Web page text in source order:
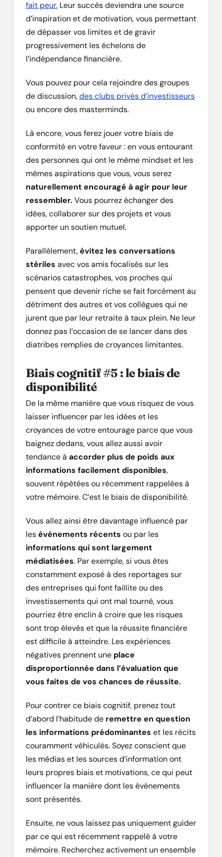
fait peur.Leur succès deviendra une source
d’inspiration et de motivation, vous permettant
de dépasser vos limites et de gravir
progressivement les échelons de
l’indépendance financière.
Vous pouvez pour cela rejoindre des groupes
de discussion,des clubs privés d’investisseurs
ou encore des masterminds.
Là encore, vous ferez jouer votre biais de
conformité en votre faveur : en vous entourant
des personnes qui ont le même mindset et les
mêmes aspirations que vous, vous serez
naturellement encouragé à agir pour leur
ressembler.Vous pourrez échanger des
idées, collaborer sur des projets et vous
apporter un soutien mutuel.
Parallèlement,évitez les conversations
stériles avec vos amis focalisés sur les
scénarios catastrophes, vos proches qui
pensent que devenir riche se fait forcément au
détriment des autres et vos collègues qui ne
jurent que par leur retraite à taux plein. Ne leur
donnez pas l’occasion de se lancer dans des
diatribes remplies de croyances limitantes.
Biais cognitif #5 : le biais de
disponibilité
De la même manière que vous risquez de vous
laisser influencer par les idées et les
croyances de votre entourage parce que vous
baignez dedans, vous allez aussi avoir
tendance à accorder plus de poids aux
informations facilement disponibles,
souvent répétées ou récemment rappelées à
votre mémoire. C’est le biais de disponibilité.
Vous allez ainsi être davantage influencé par
lesévénements récents ou par les
informations qui sont largement
médiatisées. Par exemple, si vous êtes
constamment exposé à des reportages sur
des entreprises qui font faillite ou des
investissements qui ont mal tourné, vous
pourriez être enclin à croire que les risques
sont trop élevés et que la réussite financière
est difficile à atteindre. Les expériences
négatives prennent une place
disproportionnée dans l’évaluation que
vous faites de vos chances de réussite.
Pour contrer ce biais cognitif, prenez tout
d’abord l’habitude de remettre en question
les informations prédominantes et les récits
couramment véhiculés. Soyez conscient que
les médias et les sources d’information ont
leurs propres biais et motivations, ce qui peut
influencer la manière dont les événements
sont présentés.
Ensuite, ne vous laissez pas uniquement guider
par ce qui est récemment rappelé à votre
mémoire. Recherchez activement un ensemble